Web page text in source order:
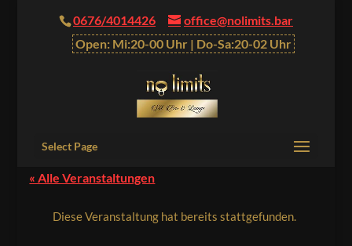
0676/4014426
office@nolimits.bar
Open: Mi:20-00 Uhr | Do-Sa:20-02 Uhr
Select Page
« Alle Veranstaltungen
Diese Veranstaltung hat bereits stattgefunden.